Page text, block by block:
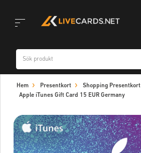
navigation
Hem Presentkort Shopping Presentkort
Apple iTunes Gift Card 15 EUR Germany